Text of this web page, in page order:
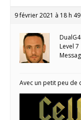
9 février 2021 à 18 h
DualG4
Level 7
Avec un petit peu de